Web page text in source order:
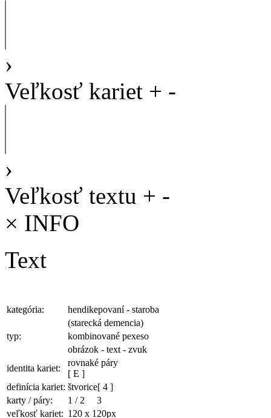
›
Veľkosť kariet + -
›
Veľkosť textu + -
× INFO
Text
kategória:
hendikepovaní - staroba
(starecká demencia)
typ:
kombinované pexeso
obrázok - text - zvuk
identita kariet:
rovnaké páry
[ E ]
definícia kariet: štvorice[ 4 ]
karty / páry:
1 / 2
3
veľkosť kariet: 120 x 120px